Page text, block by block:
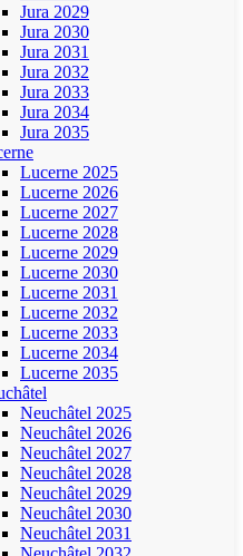
Jura 2029
Jura 2030
Jura 2031
Jura 2032
Jura 2033
Jura 2034
Jura 2035
Lucerne 2025
Lucerne 2026
Lucerne 2027
Lucerne 2028
Lucerne 2029
Lucerne 2030
Lucerne 2031
Lucerne 2032
Lucerne 2033
Lucerne 2034
Lucerne 2035
Neuchâtel 2025
Neuchâtel 2026
Neuchâtel 2027
Neuchâtel 2028
Neuchâtel 2029
Neuchâtel 2030
Neuchâtel 2031